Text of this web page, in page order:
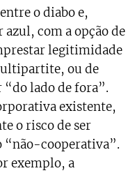
o diabo e,
com a opção de
legitimidade
ou de
lado de fora”.
existente,
o risco de ser
“não-cooperativa”.
exemplo, a